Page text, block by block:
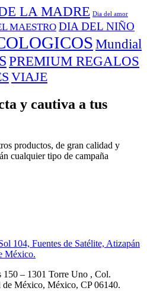
LA MADRE Dia del amor
MAESTRO DIA DEL NIÑO
Mundial
PREMIUM REGALOS
VIAJE
y cautiva a tus
productos, de gran calidad y
cualquier tipo de campaña
104, Fuentes de Satélite, Atizapán
México.
150 – 1301 Torre Uno , Col.
de México, México, CP 06140.